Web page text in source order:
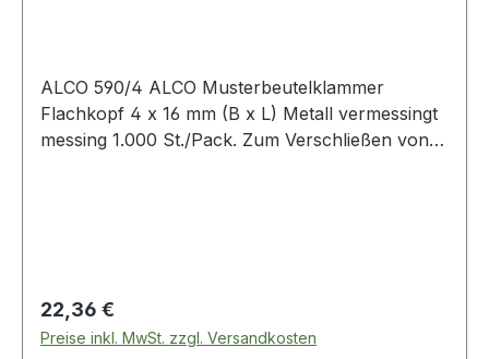
ALCO 590/4 ALCO Musterbeutelklammer
Flachkopf 4 x 16 mm (B x L) Metall vermessingt
messing 1.000 St./Pack. Zum Verschließen von
Regulärer Preis:
22,36 €
Preise inkl. MwSt. zzgl. Versandkosten